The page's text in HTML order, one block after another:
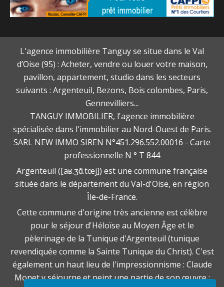
L'agence immobilière Tanguy se situe dans le Val
d’Oise (95) : Acheter, vendre ou louer votre maison,
pavillon, appartement, studio dans les secteurs
suivants : Argenteuil, Bezons, Bois colombes, Paris,
Gennevilliers...
TANGUY IMMOBILIER, l'agence immobilière
spécialisée dans l'immobilier au Nord-Ouest de Paris.
SARL NEW IMMO SIREN N°451.296.552.00016 - Carte
professionnelle N ° T 844
Argenteuil ([aʁ.ʒɑ̃.tœj]) est une commune française
située dans le département du Val-d'Oise, en région
Île-de-France.
Cette commune d'origine très ancienne est célèbre
pour le séjour d'Héloïse au Moyen Âge et le
pèlerinage de la Tunique d'Argenteuil (tunique
revendiquée comme la Sainte Tunique du Christ). C'est
également un haut lieu de l'impressionnisme : Claude
Monet y séjourne et peint une partie de son œuvre ;